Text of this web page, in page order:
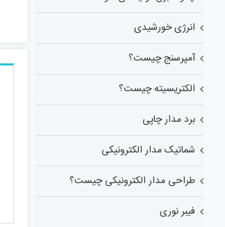
انرژی خورشیدی
آمپرسنج چیست؟
الکتریسیته چیست؟
برد مدار چاپی
شماتیک مدار الکترونیکی
طراحی مدار الکترونیکی چیست؟
فیبر نوری